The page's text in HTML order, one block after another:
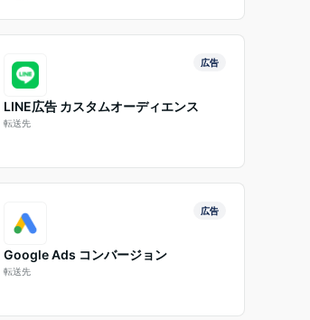
広告
LINE広告 カスタムオーディエンス
転送先
広告
Google Ads コンバージョン
転送先